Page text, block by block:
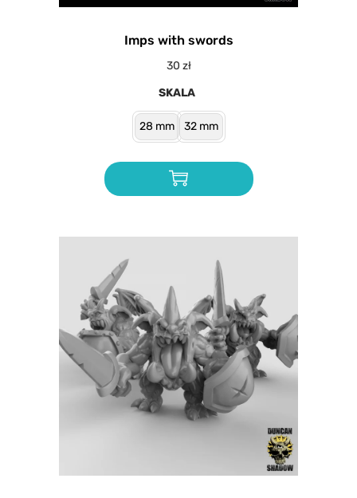
Imps with swords
30 zł
SKALA
28 mm 32 mm